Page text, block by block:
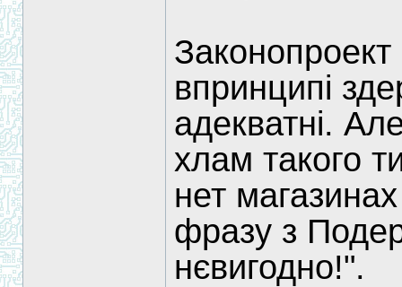
впринципі
адекватні.
хлам такого
нет
фразу з
нєвигодно!".